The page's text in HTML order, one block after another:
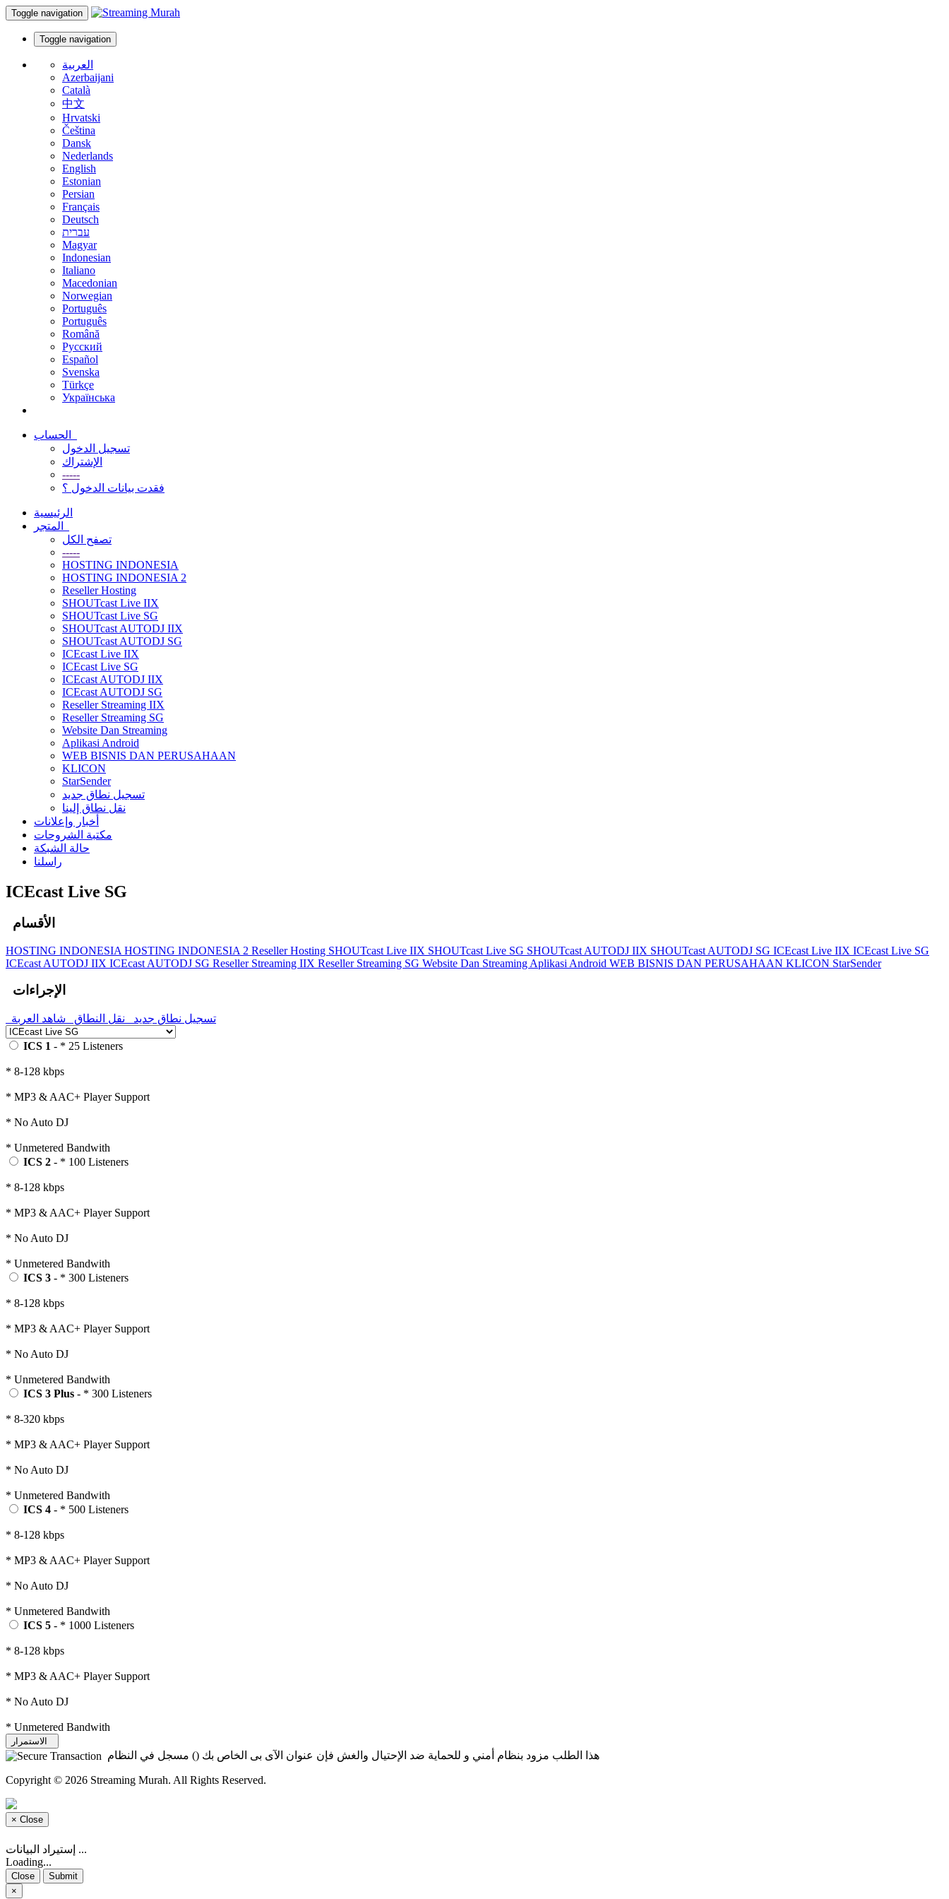
Toggle navigation
Toggle navigation
العربية
Azerbaijani
Català
中文
Hrvatski
Čeština
Dansk
Nederlands
English
Estonian
Persian
Français
Deutsch
עברית
Magyar
Indonesian
Italiano
Macedonian
Norwegian
Português
Português
Română
Русский
Español
Svenska
Türkçe
Українська
تسجيل الدخول
الإشتراك
-----
فقدت بيانات الدخول ؟
الرئيسية
تصفح الكل
-----
HOSTING INDONESIA
HOSTING INDONESIA 2
Reseller Hosting
SHOUTcast Live IIX
SHOUTcast Live SG
SHOUTcast AUTODJ IIX
SHOUTcast AUTODJ SG
ICEcast Live IIX
ICEcast Live SG
ICEcast AUTODJ IIX
ICEcast AUTODJ SG
Reseller Streaming IIX
Reseller Streaming SG
Website Dan Streaming
Aplikasi Android
WEB BISNIS DAN PERUSAHAAN
KLICON
StarSender
تسجيل نطاق جديد
نقل نطاق إلينا
أخبار وإعلانات
مكتبة الشروحات
حالة الشبكة
راسلنا
ICEcast Live SG
الأقسام
HOSTING INDONESIA HOSTING INDONESIA 2 Reseller Hosting SHOUTcast Live IIX SHOUTcast Live SG SHOUTcast AUTODJ IIX SHOUTcast AUTODJ SG ICEcast Live IIX ICEcast Live SG
ICEcast AUTODJ IIX ICEcast AUTODJ SG Reseller Streaming IIX Reseller Streaming SG Website Dan Streaming Aplikasi Android WEB BISNIS DAN PERUSAHAAN KLICON StarSender
الإجراءات
تسجيل نطاق جديد نقل النطاق شاهد العربة
ICS 1 - * 25 Listeners
* 8-128 kbps
* MP3 & AAC+ Player Support
* No Auto DJ
* Unmetered Bandwith
ICS 2 - * 100 Listeners
* 8-128 kbps
* MP3 & AAC+ Player Support
* No Auto DJ
* Unmetered Bandwith
ICS 3 - * 300 Listeners
* 8-128 kbps
* MP3 & AAC+ Player Support
* No Auto DJ
* Unmetered Bandwith
ICS 3 Plus - * 300 Listeners
* 8-320 kbps
* MP3 & AAC+ Player Support
* No Auto DJ
* Unmetered Bandwith
ICS 4 - * 500 Listeners
* 8-128 kbps
* MP3 & AAC+ Player Support
* No Auto DJ
* Unmetered Bandwith
ICS 5 - * 1000 Listeners
* 8-128 kbps
* MP3 & AAC+ Player Support
* No Auto DJ
* Unmetered Bandwith
هذا الطلب مزود بنظام أمني و للحماية ضد الإحتيال والغش فإن عنوان الآى بى الخاص بك () مسجل في النظام
Copyright © 2026 Streaming Murah. All Rights Reserved.
× Close
إستيراد البيانات ...
Loading...
Close
Submit
×